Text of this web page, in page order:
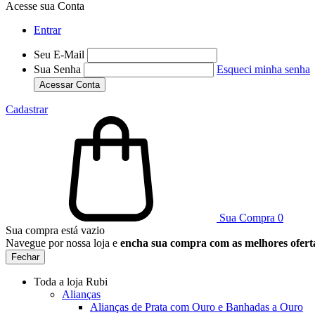
Acesse sua Conta
Entrar
Seu E-Mail
Sua Senha
Esqueci minha senha
Acessar Conta
Cadastrar
Sua Compra 0
Sua compra está vazio
Navegue por nossa loja e encha sua compra com as melhores
Fechar
Toda a loja Rubi
Alianças
Alianças de Prata com Ouro e Banhadas a Ouro